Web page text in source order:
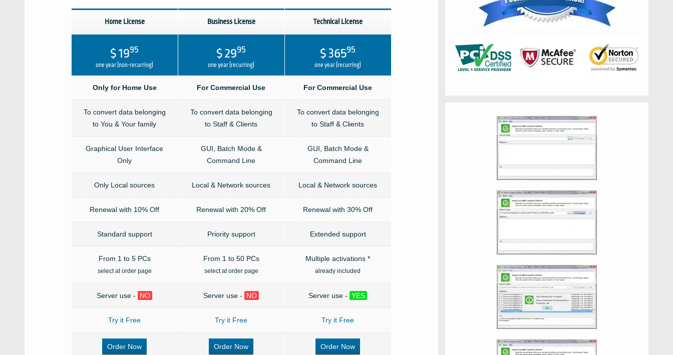
Home License
$ 1995
one year (non-recurring)
Only for Home Use
To convert data belonging
to You & Your family
Graphical User Interface
Only
Only Local sources
Renewal with 10% Off
Standard support
From 1 to 5 PCs
select at order page
Server use - NO
Try it Free
Order Now
Business License
$ 2995
one year (recurring)
For Commercial Use
To convert data belonging
to Staff & Clients
GUI, Batch Mode &
Command Line
Local & Network sources
Renewal with 20% Off
Priority support
From 1 to 50 PCs
select at order page
Server use - NO
Try it Free
Order Now
Technical License
$ 36595
one year (recurring)
For Commercial Use
To convert data belonging
to Staff & Clients
GUI, Batch Mode &
Command Line
Local & Network sources
Renewal with 30% Off
Extended support
Multiple activations *
already included
Server use - YES
Try it Free
Order Now